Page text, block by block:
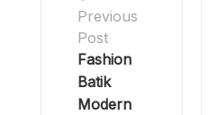
Previous
Post
Fashion
Batik
Modern